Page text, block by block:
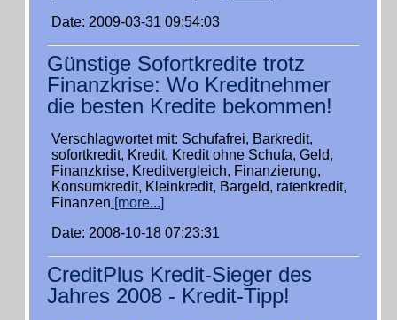
Date: 2009-03-31 09:54:03
Günstige Sofortkredite trotz
Finanzkrise: Wo Kreditnehmer
die besten Kredite bekommen!
Verschlagwortet mit: Schufafrei, Barkredit,
sofortkredit, Kredit, Kredit ohne Schufa, Geld,
Finanzkrise, Kreditvergleich, Finanzierung,
Konsumkredit, Kleinkredit, Bargeld, ratenkredit,
Finanzen [more...]
Date: 2008-10-18 07:23:31
CreditPlus Kredit-Sieger des
Jahres 2008 - Kredit-Tipp!